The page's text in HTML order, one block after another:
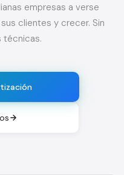
empresas a verse
clientes y crecer. Sin
técnicas.